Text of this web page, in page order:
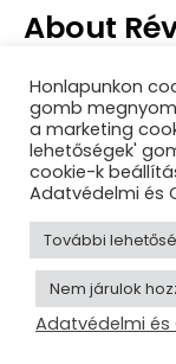
About
Sessions
Aktív
Honlapunkon
gomb
a marketing
lehetőségek'
cookie-k
Adatvédelmi és
További
Nem járulok
Adatvédelmi